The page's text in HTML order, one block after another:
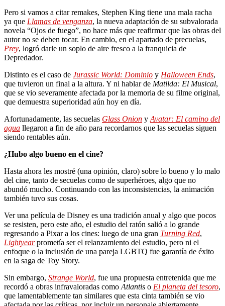
Pero si vamos a citar remakes, Stephen King tiene una mala racha
ya que Llamas de venganza, la nueva adaptación de su subvalorada
novela “Ojos de fuego”, no hace más que reafirmar que las obras del
autor no se deben tocar. En cambio, en el apartado de precuelas,
Prey, logró darle un soplo de aire fresco a la franquicia de
Depredador.
Distinto es el caso de Jurassic World: Dominio y Halloween Ends,
que tuvieron un final a la altura. Y ni hablar de Matilda: El Musical,
que se vio severamente afectada por la memoria de su filme original,
que demuestra superioridad aún hoy en día.
Afortunadamente, las secuelas Glass Onion y Avatar: El camino del
agua llegaron a fin de año para recordarnos que las secuelas siguen
siendo rentables aún.
¿Hubo algo bueno en el cine?
Hasta ahora les mostré (una opinión, claro) sobre lo bueno y lo malo
del cine, tanto de secuelas como de superhéroes, algo que no
abundó mucho. Continuando con las inconsistencias, la animación
también tuvo sus cosas.
Ver una película de Disney es una tradición anual y algo que pocos
se resisten, pero este año, el estudio del ratón salió a lo grande
regresando a Pixar a los cines: luego de una gran Turning Red,
Lightyearprometía ser el relanzamiento del estudio, pero ni el
enfoque o la inclusión de una pareja LGBTQ fue garantía de éxito
en la saga de Toy Story.
Sin embargo, Strange World, fue una propuesta entretenida que me
recordó a obras infravaloradas como Atlantis o El planeta del tesoro,
que lamentablemente tan similares que esta cinta también se vio